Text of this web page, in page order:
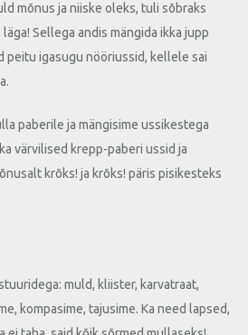
mõnus ja niiske oleks, tuli sõbraks
Sellega andis mängida ikka jupp
peitu igasugu nööriussid, kellele sai
paberile ja mängisime ussikestega
värvilised krepp-paberi ussid ja
krõks! ja krõks! päris pisikesteks
muld, kliister, karvatraat,
kompasime, tajusime. Ka need lapsed,